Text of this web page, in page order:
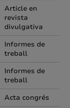
Article en
revista
divulgativa
Informes de
treball
Informes de
treball
Acta congrés